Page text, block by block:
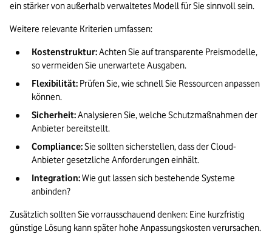
ein stärker von außerhalb verwaltetes Modell für Sie sinnvoll sein.
Weitere relevante Kriterien umfassen:
Kostenstruktur: Achten Sie auf transparente Preismodelle,
so vermeiden Sie unerwartete Ausgaben.
Flexibilität: Prüfen Sie, wie schnell Sie Ressourcen anpassen
können.
Sicherheit: Analysieren Sie, welche Schutzmaßnahmen der
Anbieter bereitstellt.
Compliance: Sie sollten sicherstellen, dass der Cloud-
Anbieter gesetzliche Anforderungen einhält.
Integration: Wie gut lassen sich bestehende Systeme
anbinden?
Zusätzlich sollten Sie vorrausschauend denken: Eine kurzfristig
günstige Lösung kann später hohe Anpassungskosten verursachen.